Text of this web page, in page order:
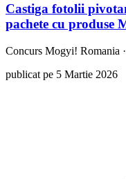
Castiga fotolii
pachete cu produse
Concurs Mogyi! Romania ·
publicat pe 5 Martie 2026